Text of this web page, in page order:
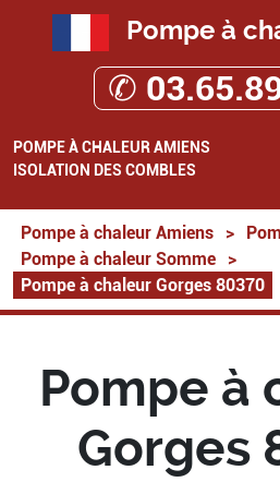
Pompe à
✆
POMPE À CHALEUR AMIENS
ISOLATION DES COMBLES
Pompe à chaleur Amiens >
Pompe à chaleur Somme
>
Pompe à chaleur Gorges 80370
Pompe à
Gorges